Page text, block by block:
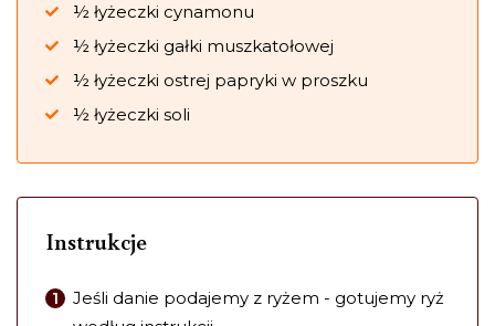
½ łyżeczki cynamonu
½ łyżeczki gałki muszkatołowej
½ łyżeczki ostrej papryki w proszku
½ łyżeczki soli
Instrukcje
Jeśli danie podajemy z ryżem - gotujemy ryż